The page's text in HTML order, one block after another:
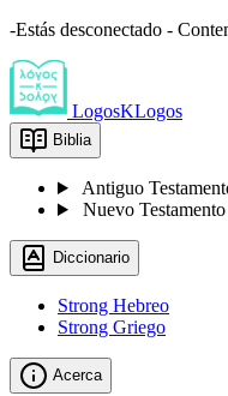
-Estás desconectado -
LogosKLogos
Biblia
Antiguo
Nuevo Testamento
Diccionario
Strong Hebreo
Strong Griego
Acerca